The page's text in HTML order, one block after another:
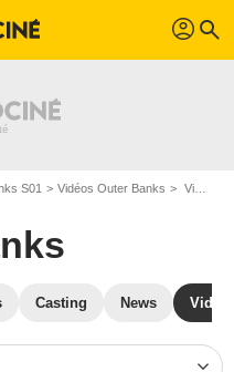
profil search
S01 Vidéos Outer Banks Vidéos Outer Banks S01
Casting News